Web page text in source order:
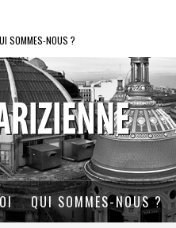
SOMMES-NOUS ?
QUI SOMMES-NOUS ?